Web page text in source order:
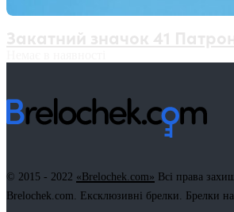
© 2015 - 2022 «Brelochek.com» Всі права
Brelochek.com. Ексклюзивні брелки. Брелки